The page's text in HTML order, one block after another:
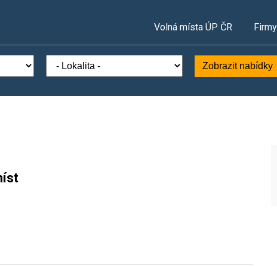
Volná místa ÚP ČR
Zobrazit nabídky